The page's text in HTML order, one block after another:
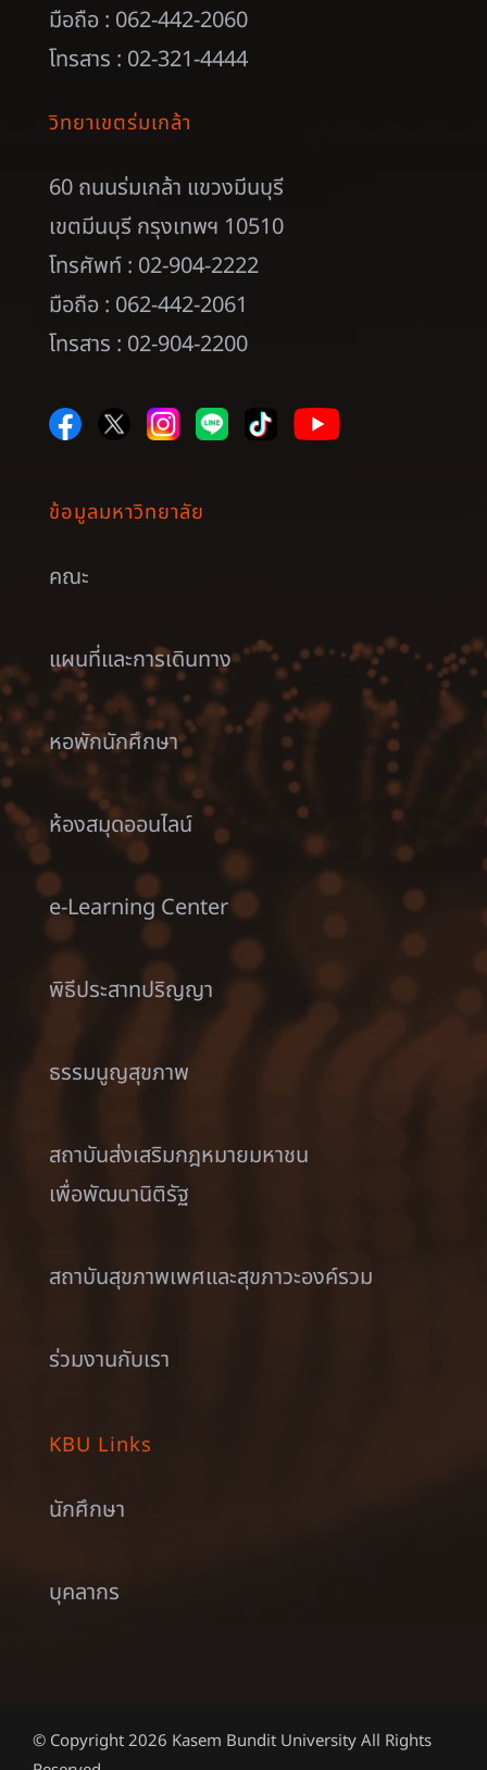
มือถือ : 062-442-2060
โทรสาร : 02-321-4444
วิทยาเขตร่มเกล้า
60 ถนนร่มเกล้า แขวงมีนบุรี
เขตมีนบุรี กรุงเทพฯ 10510
โทรศัพท์ : 02-904-2222
มือถือ : 062-442-2061
โทรสาร : 02-904-2200
ข้อมูลมหาวิทยาลัย
คณะ
แผนที่และการเดินทาง
หอพักนักศึกษา
ห้องสมุดออนไลน์
e-Learning Center
พิธีประสาทปริญญา
ธรรมนูญสุขภาพ
สถาบันส่งเสริมกฎหมายมหาชน
เพื่อพัฒนานิติรัฐ
สถาบันสุขภาพเพศและสุขภาวะองค์รวม
ร่วมงานกับเรา
KBU Links
นักศึกษา
บุคลากร
© Copyright 2026 Kasem Bundit University All Rights